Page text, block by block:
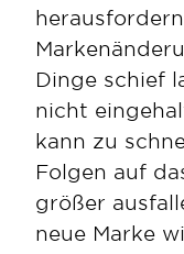
Dinge schief
nicht
kann zu
Folgen auf
größer
neue Marke